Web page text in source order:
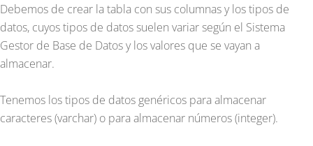
Debemos de crear la tabla con sus columnas y los tipos de
datos, cuyos tipos de datos suelen variar según el Sistema
Gestor de Base de Datos y los valores que se vayan a
almacenar.
Tenemos los tipos de datos genéricos para almacenar
caracteres (varchar) o para almacenar números (integer).